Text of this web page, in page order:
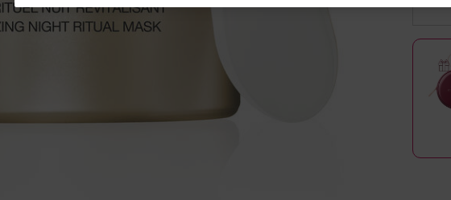
istu
−